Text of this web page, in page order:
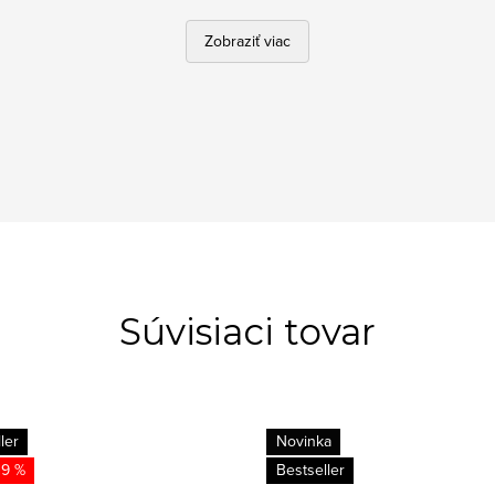
Zobraziť viac
Súvisiaci tovar
%
Novinka
Bestseller